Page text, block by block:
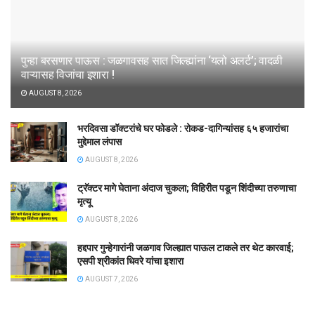
पुन्हा बरसणार पाऊस : जळगावसह सात जिल्ह्यांना ‘यलो अलर्ट’; वादळी
वाऱ्यासह विजांचा इशारा !
AUGUST 8, 2026
भरदिवसा डॉक्टरांचे घर फोडले : रोकड-दागिन्यांसह ६५ हजारांचा
मुद्देमाल लंपास
AUGUST 8, 2026
ट्रॅक्टर मागे घेताना अंदाज चुकला; विहिरीत पडून शिंदीच्या तरुणाचा
मृत्यू
AUGUST 8, 2026
हद्दपार गुन्हेगारांनी जळगाव जिल्ह्यात पाऊल टाकले तर थेट कारवाई;
एसपी श्रीकांत धिवरे यांचा इशारा
AUGUST 7, 2026